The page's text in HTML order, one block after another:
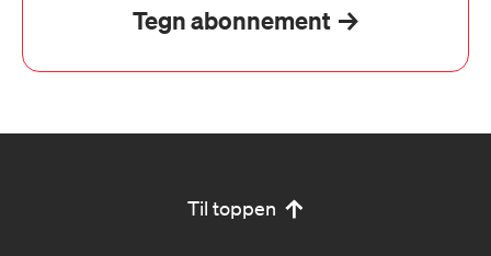
Tegn abonnement
Til toppen